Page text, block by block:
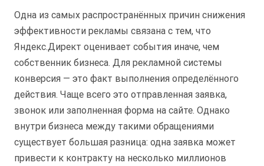
Одна из самых распространённых причин снижения
эффективности рекламы связана с тем, что
Яндекс.Директ оценивает события иначе, чем
собственник бизнеса. Для рекламной системы
конверсия — это факт выполнения определённого
действия. Чаще всего это отправленная заявка,
звонок или заполненная форма на сайте. Однако
внутри бизнеса между такими обращениями
существует большая разница: одна заявка может
привести к контракту на несколько миллионов